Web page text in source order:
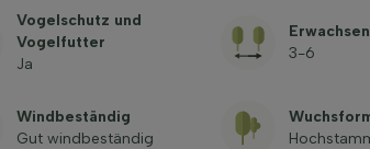
Vogelschutz und
Vogelfutter
Ja
3-6
Windbeständig
Gut windbeständig